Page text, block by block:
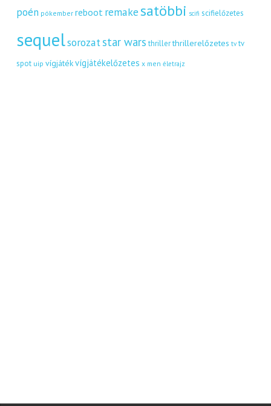
poén pókember reboot remakesatöbbi scifi scifielőzetes
sequelsorozatstar wars thriller thrillerelőzetes tv tv
spot uip vígjátékvígjátékelőzetes x men életrajz